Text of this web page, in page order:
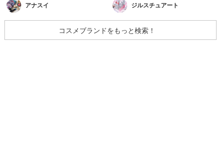
アナスイ ジルスチュアート
コスメブランドをもっと検索！